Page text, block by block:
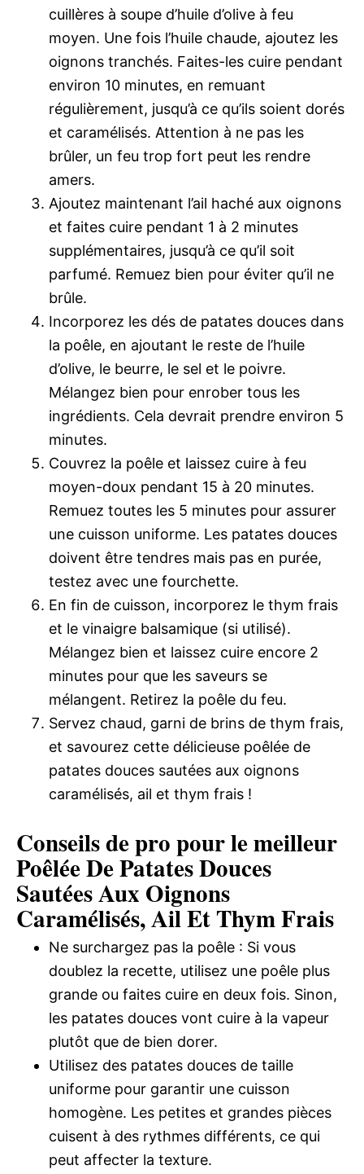
cuillères à soupe d’huile d’olive à feu
moyen. Une fois l’huile chaude, ajoutez les
oignons tranchés. Faites-les cuire pendant
environ 10 minutes, en remuant
régulièrement, jusqu’à ce qu’ils soient dorés
et caramélisés. Attention à ne pas les
brûler, un feu trop fort peut les rendre
amers.
Ajoutez maintenant l’ail haché aux oignons
et faites cuire pendant 1 à 2 minutes
supplémentaires, jusqu’à ce qu’il soit
parfumé. Remuez bien pour éviter qu’il ne
brûle.
Incorporez les dés de patates douces dans
la poêle, en ajoutant le reste de l’huile
d’olive, le beurre, le sel et le poivre.
Mélangez bien pour enrober tous les
ingrédients. Cela devrait prendre environ 5
minutes.
Couvrez la poêle et laissez cuire à feu
moyen-doux pendant 15 à 20 minutes.
Remuez toutes les 5 minutes pour assurer
une cuisson uniforme. Les patates douces
doivent être tendres mais pas en purée,
testez avec une fourchette.
En fin de cuisson, incorporez le thym frais
et le vinaigre balsamique (si utilisé).
Mélangez bien et laissez cuire encore 2
minutes pour que les saveurs se
mélangent. Retirez la poêle du feu.
Servez chaud, garni de brins de thym frais,
et savourez cette délicieuse poêlée de
patates douces sautées aux oignons
caramélisés, ail et thym frais !
Conseils de pro pour le meilleur
Poêlée De Patates Douces
Sautées Aux Oignons
Caramélisés, Ail Et Thym Frais
Ne surchargez pas la poêle : Si vous
doublez la recette, utilisez une poêle plus
grande ou faites cuire en deux fois. Sinon,
les patates douces vont cuire à la vapeur
plutôt que de bien dorer.
Utilisez des patates douces de taille
uniforme pour garantir une cuisson
homogène. Les petites et grandes pièces
cuisent à des rythmes différents, ce qui
peut affecter la texture.